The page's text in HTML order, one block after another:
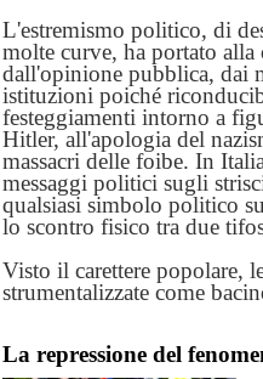
L'estremismo politico, di
molte curve, ha portato
dall'opinione pubblica, dai
istituzioni poiché
festeggiamenti intorno a
Hitler, all'apologia del
massacri delle foibe. In
messaggi politici sugli
qualsiasi simbolo politico
lo scontro fisico tra due
Visto il carettere popolare,
strumentalizzate come
La repressione del